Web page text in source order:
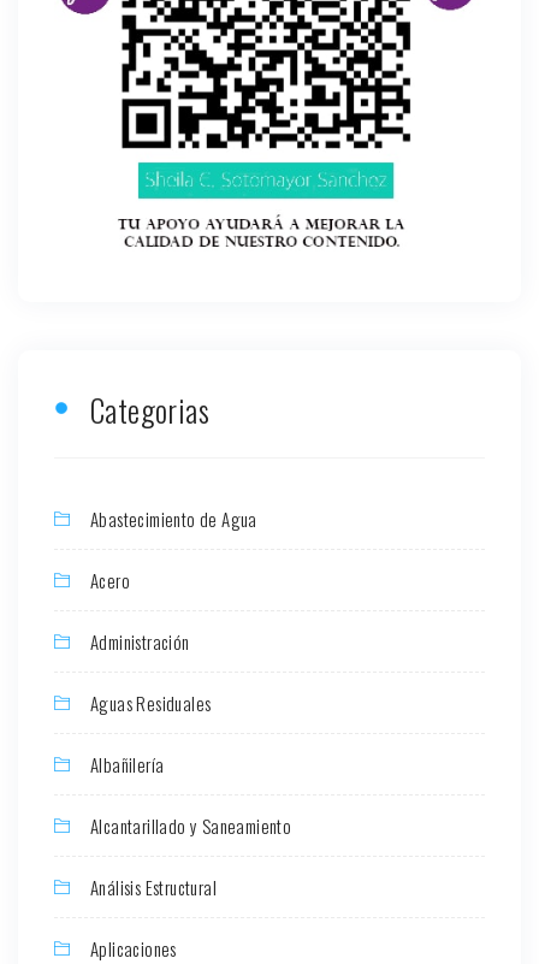
Categorias
Abastecimiento de Agua
Acero
Administración
Aguas Residuales
Albañilería
Alcantarillado y Saneamiento
Análisis Estructural
Aplicaciones